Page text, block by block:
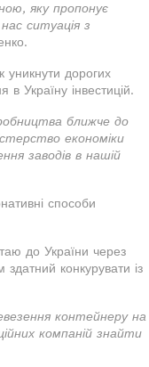
яку пропонує
ситуація з
уникнути дорогих
Україну інвестицій.
ближче до
економіки
заводів в нашій
способи
до України через
конкурувати із
контейнеру на
компаній знайти